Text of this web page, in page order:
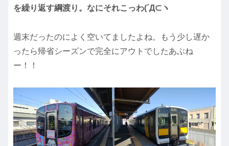
を繰り返す綱渡り。なにそれこっわ(´Д⊂ヽ
週末だったのによく空いてましたよね。もう少し遅か
ったら帰省シーズンで完全にアウトでしたあぶね
ー！！